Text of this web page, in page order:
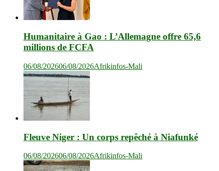
Humanitaire à Gao : L’Allemagne offre 65,6
millions de FCFA
06/08/202606/08/2026Afrikinfos-Mali
Fleuve Niger : Un corps repêché à Niafunké
06/08/202606/08/2026Afrikinfos-Mali